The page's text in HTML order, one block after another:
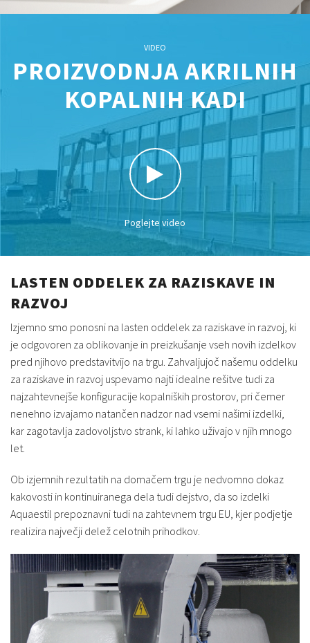
VIDEO
PROIZVODNJA AKRILNIH
KOPALNIH KADI
Poglejte video
LASTEN ODDELEK ZA RAZISKAVE IN
RAZVOJ
Izjemno smo ponosni na lasten oddelek za raziskave in razvoj, ki
je odgovoren za oblikovanje in preizkušanje vseh novih izdelkov
pred njihovo predstavitvijo na trgu. Zahvaljujoč našemu oddelku
za raziskave in razvoj uspevamo najti idealne rešitve tudi za
najzahtevnejše konfiguracije kopalniških prostorov, pri čemer
nenehno izvajamo natančen nadzor nad vsemi našimi izdelki,
kar zagotavlja zadovoljstvo strank, ki lahko uživajo v njih mnogo
let.
Ob izjemnih rezultatih na domačem trgu je nedvomno dokaz
kakovosti in kontinuiranega dela tudi dejstvo, da so izdelki
Aquaestil prepoznavni tudi na zahtevnem trgu EU, kjer podjetje
realizira največji delež celotnih prihodkov.